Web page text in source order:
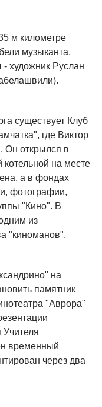
м километре
музыканта,
художник Руслан
существует Клуб
где Виктор
Он открылся в
на месте
а в фондах
фотографии,
"Кино". В
из
"киноманов".
на
памятник
"Аврора"
временный
через два